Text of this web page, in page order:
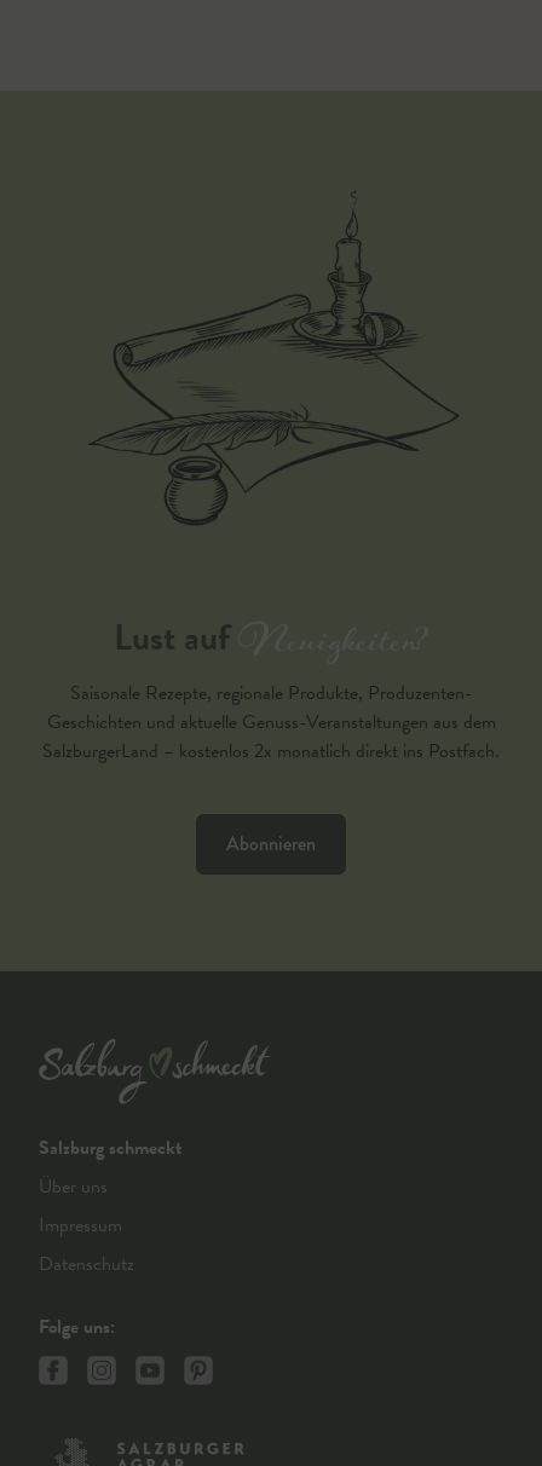
Lust aufNeuigkeiten?
Saisonale Rezepte, regionale Produkte, Produzenten-
Geschichten und aktuelle Genuss-Veranstaltungen aus dem
SalzburgerLand – kostenlos 2x monatlich direkt ins Postfach.
Abonnieren
Salzburg schmeckt
Über uns
Impressum
Datenschutz
Folge uns: